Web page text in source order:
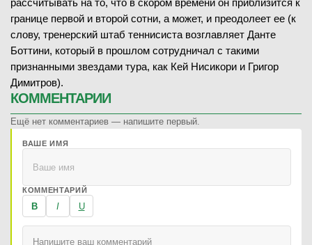
рассчитывать на то, что в скором времени он приблизится к
границе первой и второй сотни, а может, и преодолеет ее (к
слову, тренерский штаб теннисиста возглавляет Данте
Боттини, который в прошлом сотрудничал с такими
признанными звездами тура, как Кей Нисикори и Григор
Димитров).
КОММЕНТАРИИ
Ещё нет комментариев — напишите первый.
ВАШЕ ИМЯ
КОММЕНТАРИЙ
B I U